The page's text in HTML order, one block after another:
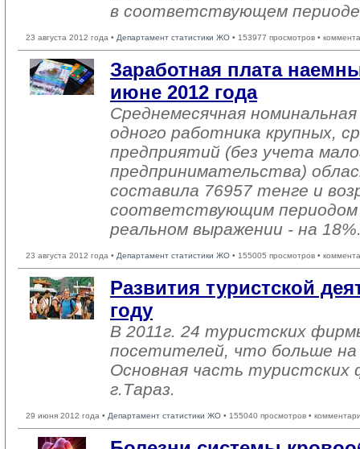
в соответствующем периоде
23 августа 2012 года • Департамент статистики ЖО • 153977 просмотров •
Заработная плата
июне 2012 года
Среднемесячная
одного работника крупных,
предприятий (без учета
предпринимательства)
составила 76957 тенге и
соответствующим периодом
реальном выражении - на
23 августа 2012 года • Департамент статистики ЖО • 155005 просмотров •
Развития туристcкой
году
В 2011г. 24 туристских
посетителей, что больше на
Основная часть
г.Тараз.
29 июня 2012 года • Департамент статистики ЖО • 155040 просмотров •